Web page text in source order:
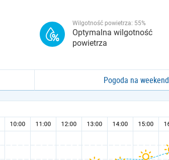
Wilgotność powietrza: 55%
Optymalna wilgotność
powietrza
Pogoda na weekend